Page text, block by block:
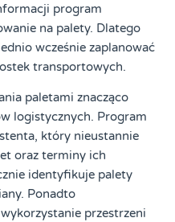
program
na palety. Dlatego
wcześnie zaplanować
transportowych.
paletami znacząco
logistycznych. Program
który nieustannie
oraz terminy ich
identyfikuje palety
Ponadto
przestrzeni